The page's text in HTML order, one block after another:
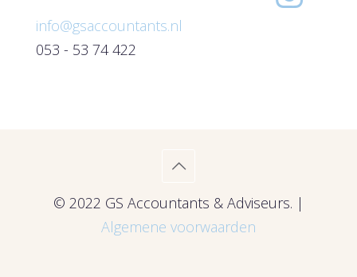
info@gsaccountants.nl
053 - 53 74 422
© 2022 GS Accountants & Adviseurs. |
Algemene voorwaarden